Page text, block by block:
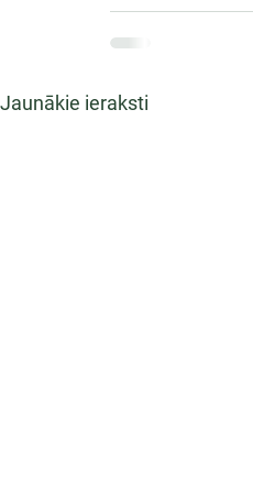
Jaunākie ieraksti